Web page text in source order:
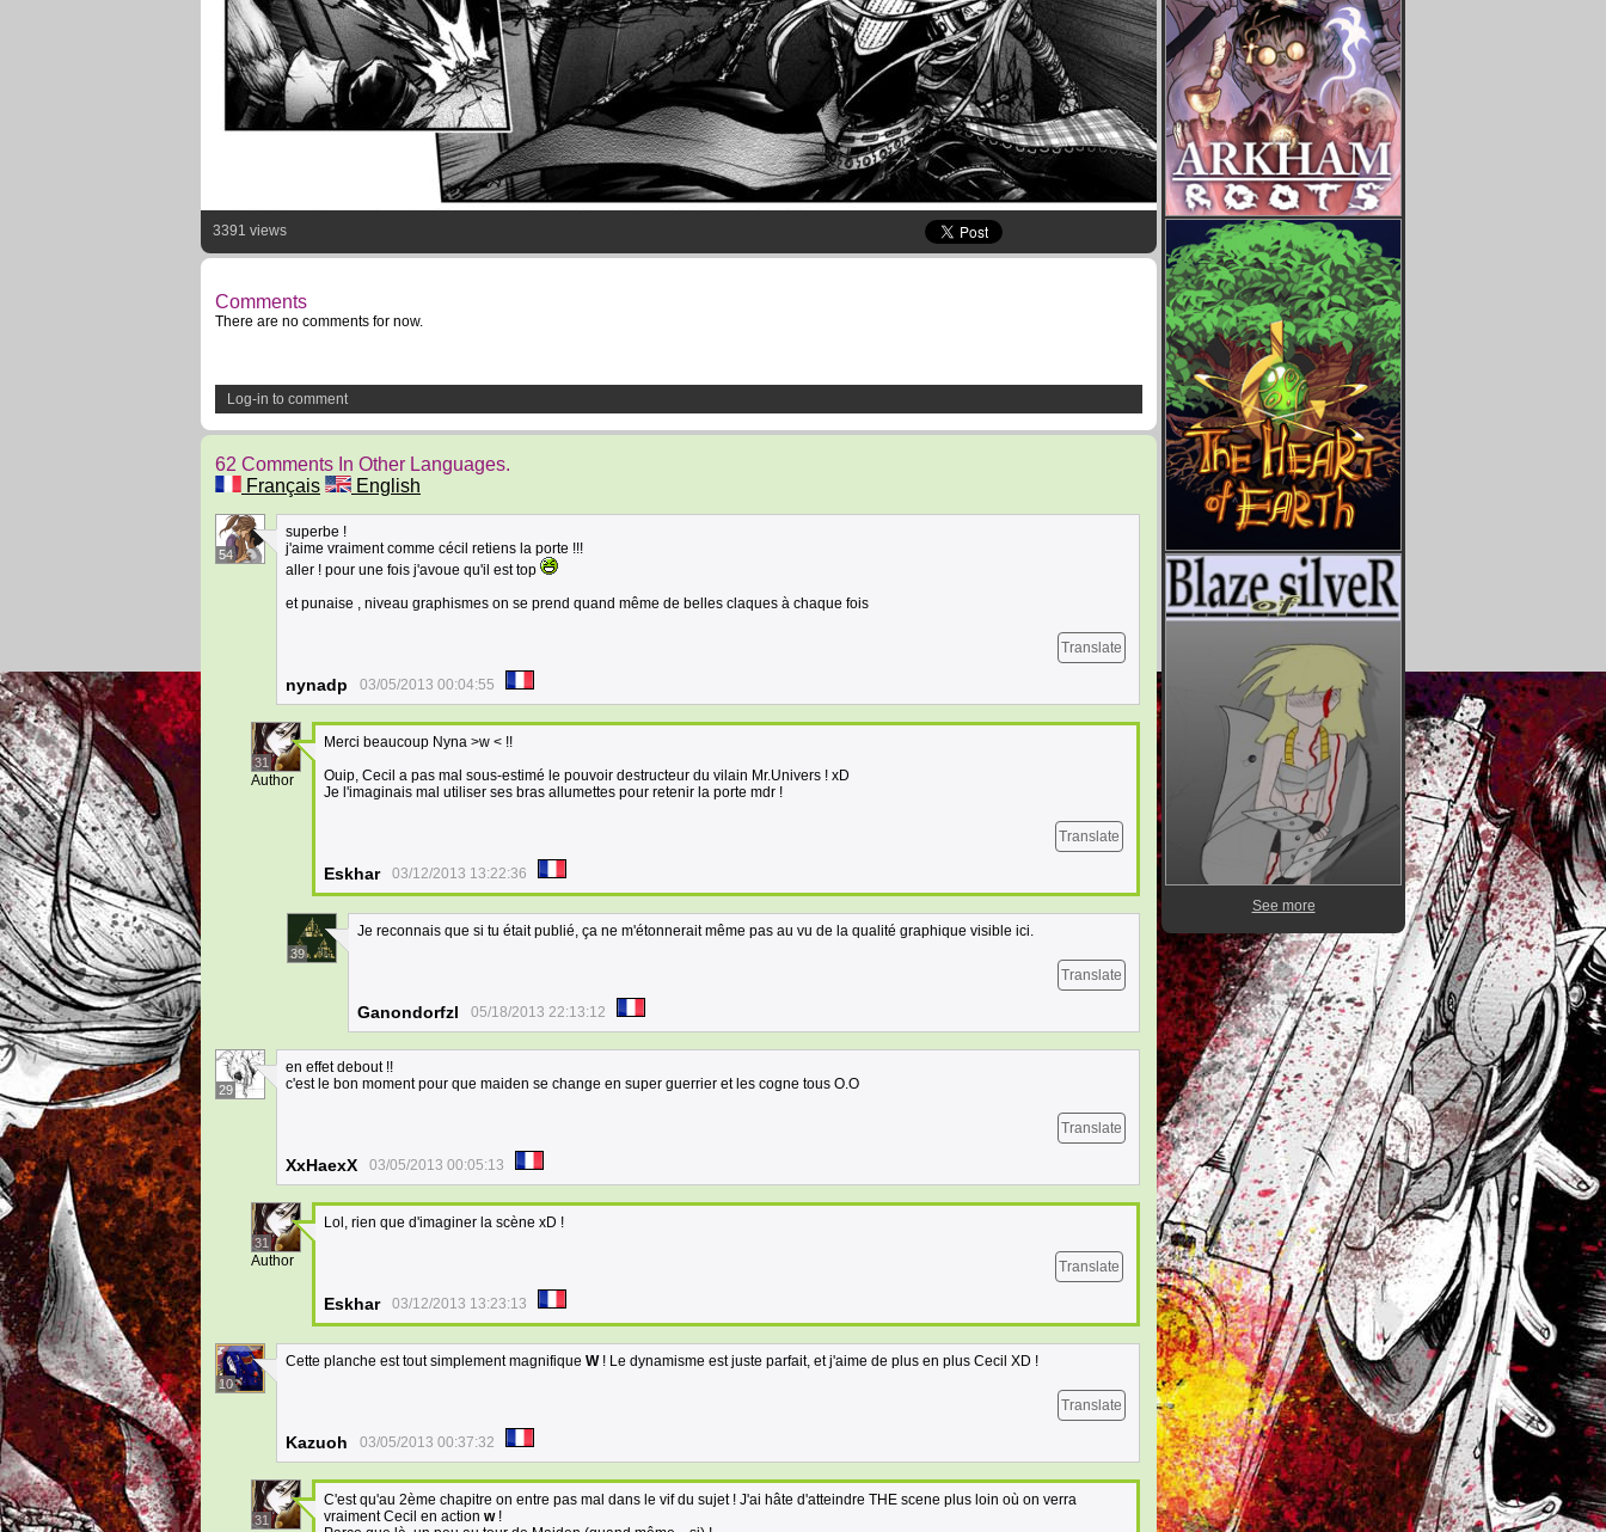
3391 views
Comments
There are no comments for now.
Log-in to comment
62 Comments In Other Languages.
Français
English
54
superbe !
j'aime vraiment comme cécil retiens la porte !!!
aller ! pour une fois j'avoue qu'il est top
et punaise , niveau graphismes on se prend quand même de belles claques à chaque fois
Translate
nynadp 03/05/2013 00:04:55
31
Author
Merci beaucoup Nyna >w < !!
Ouip, Cecil a pas mal sous-estimé le pouvoir destructeur du vilain Mr.Univers ! xD
Je l'imaginais mal utiliser ses bras allumettes pour retenir la porte mdr !
Translate
Eskhar 03/12/2013 13:22:36
39
Je reconnais que si tu était publié, ça ne m'étonnerait même pas au vu de la qualité graphique visible ici.
Translate
Ganondorfzl 05/18/2013 22:13:12
29
en effet debout !!
c'est le bon moment pour que maiden se change en super guerrier et les cogne tous O.O
Translate
XxHaexX 03/05/2013 00:05:13
31
Author
Lol, rien que d'imaginer la scène xD !
Translate
Eskhar 03/12/2013 13:23:13
10
Cette planche est tout simplement magnifique W! Le dynamisme est juste parfait, et j'aime de plus en plus Cecil XD !
Translate
Kazuoh 03/05/2013 00:37:32
31
C'est qu'au 2ème chapitre on entre pas mal dans le vif du sujet ! J'ai hâte d'atteindre THE scene plus loin où on verra
vraiment Cecil en action w!
See more